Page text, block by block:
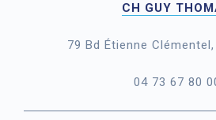
CH GUY
79 Bd Étienne
04 73 67 80